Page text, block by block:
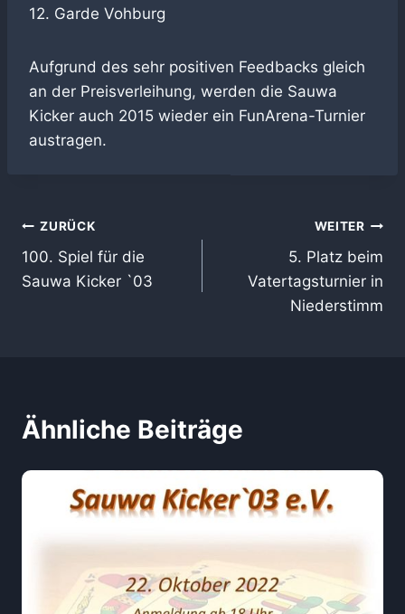
12. Garde Vohburg
Aufgrund des sehr positiven Feedbacks gleich
an der Preisverleihung, werden die Sauwa
Kicker auch 2015 wieder ein FunArena-Turnier
austragen.
Beitragsnavigation
ZURÜCK
100. Spiel für die
Sauwa Kicker `03
WEITER
5. Platz beim
Vatertagsturnier in
Niederstimm
Ähnliche Beiträge